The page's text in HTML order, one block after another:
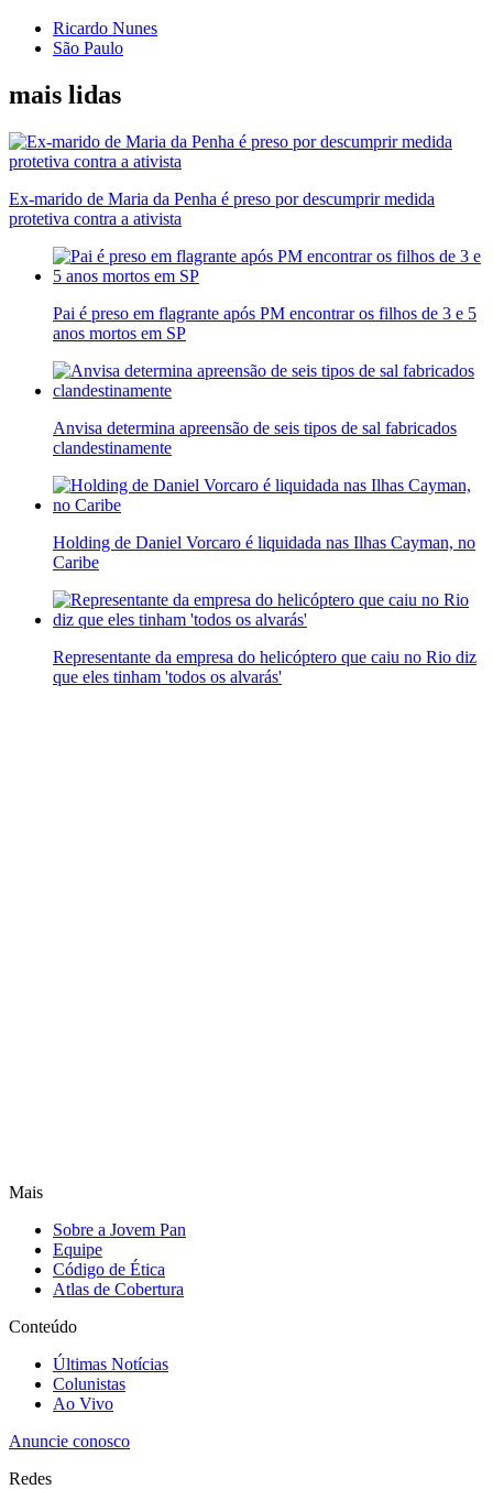
Ricardo Nunes
São Paulo
mais lidas
Ex-marido de Maria da Penha é preso por descumprir medida
protetiva contra a ativista
Pai é preso em flagrante após PM encontrar os filhos de 3 e 5
anos mortos em SP
Anvisa determina apreensão de seis tipos de sal fabricados
clandestinamente
Holding de Daniel Vorcaro é liquidada nas Ilhas Cayman, no
Caribe
Representante da empresa do helicóptero que caiu no Rio diz
que eles tinham 'todos os alvarás'
Mais
Sobre a Jovem Pan
Equipe
Código de Ética
Atlas de Cobertura
Conteúdo
Últimas Notícias
Colunistas
Ao Vivo
Anuncie conosco
Redes